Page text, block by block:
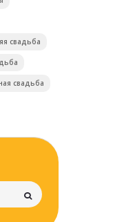
свадьба
свадьба